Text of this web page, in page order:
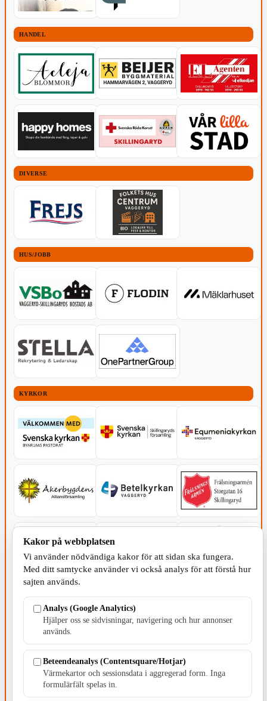
HANDEL
DIVERSE
HUS/JOBB
KYRKOR
SERVICE - MOTOR
Kakor på webbplatsen
Vi använder nödvändiga kakor för att sidan ska fungera.
Med ditt samtycke använder vi också analys för att förstå hur
sajten används.
Analys (Google Analytics)
Hjälper oss se sidvisningar, navigering och hur annonser
används.
Beteendeanalys (Contentsquare/Hotjar)
Värmekartor och sessionsdata i aggregerad form. Inga
formulärfält spelas in.